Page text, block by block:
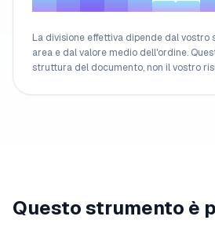
La divisione effettiva dipende dal vostro
area e dal valore medio dell'ordine.
struttura del documento, non il vostro
Questo strumento è